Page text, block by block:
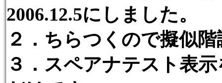
2006.12.5にしました。
２．ちらつくので擬似
３．スペアナテスト表